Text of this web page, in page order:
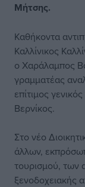
Μήτσης.
Καθήκοντα
Καλλίνικος
ο Χαράλαμπος
γραμματέας
επίτιμος
Βερνίκος.
Στο νέο
άλλων,
τουρισμού, των
ξενοδοχειακής